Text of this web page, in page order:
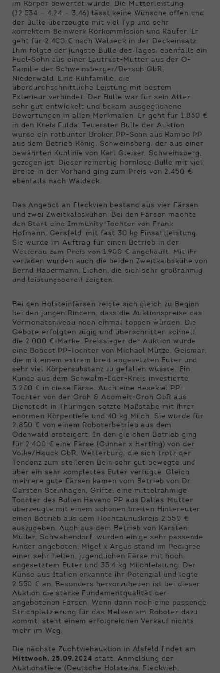
im Körper bewertet wurde. Die Mutterleistung
(12.534 – 4,24 – 3,46) lässt keine Wünsche offen und
der Bulle überzeugte mit viel Typ und sehr
korrektem Beinwerk Körkommission und Käufer. Er
geht für 2.400 € nach Waldeck in der Deckeinsatz.
Ihm folgte der jüngste Bulle des Tages: ebenfalls ein
Fuel-Sohn aus einer Lautrust-Mutter aus der O-
Familie der Schweinsberger/Dersch GbR,
Niederwald. Eine Kuhfamilie, die
überdurchschnittliche Leistung mit bestem
Exterieur verbindet. Der Bulle war für sein Alter
sehr gut entwickelt und bekam ausgeglichene
Bewertungen in allen Merkmalen. Er geht für 1.850 €
in den Kreis Fulda. Teuerster Bulle der Auktion
wurde ein rotbunter Broker PP-Sohn aus Rambo PP
aus dem Betrieb König, Schweinsberg, der aus einer
bewährten Kuhlinie von Karl Gleiser, Schweinsberg,
gezogen ist. Dieser reinerbig hornlose Bulle mit viel
Breite in der Vorhand ging zum Preis von 2.450 €
ebenfalls nach Waldeck.
Das Angebot an Fleckvieh bestand aus vier Färsen
und zwei Zweitkalbskühen. Bei den Färsen machte
den Start eine Immunity-Tochter von Frank
Hofmann, Gersfeld, mit fast 30 kg Einsatzleistung.
Sie wurde im Auftrag für einen Betrieb in der
Wetterau zum Preis von 1.900 € angekauft. Mit ihr
verladen wurden auch die beiden Zweitkalbskühe von
Bernd Habermann, Eichen, die sich sehr großrahmig
und leistungsbereit zeigten.
Bei den Holsteinfärsen zeigte sich gleich zu Beginn
bei den jungen Rindern, dass die Auktionspreise das
Vormonatsniveau noch einmal toppen würden. Die
Gebote erfolgten zügig und überschritten schnell
die 2.000 €-Marke. Preissieger der Auktion wurde
eine Bobest PP-Tochter von Michael Mütze, Geismar,
die mit einem extrem breit angesetzten Euter und
sehr viel Körpersubstanz zu gefallen wusste. Ein
Kunde aus dem Schwalm-Eder-Kreis investierte
3.200 € in diese Färse. Auch eine Hesekiel PP-
Tochter von der Groh & Adomeit-Groh GbR aus
Dienstedt in Thüringen setzte Maßstäbe mit ihrer
enormen Körpertiefe und 40 kg Milch. Sie wurde für
2.850 € von einem Roboterbetrieb aus dem
Odenwald ersteigert. In den gleichen Betrieb ging
für 2.400 € eine Färse (Gunnar x Harting) von der
Volke/Hauck GbR, Wetterburg, die sich trotz der
Tendenz zum steileren Bein sehr gut bewegte und
über ein sehr komplettes Euter verfügte. Gleich
mehrere gute Färsen kamen vom Betrieb von Dr.
Carsten Steinhagen, Grifte: eine mittelrahmige
Tochter des Bullen Havano PP aus Dallas-Mutter
überzeugte mit einem schönen breiten Hintereuter
einen Betrieb aus dem Hochtaunuskreis 2.550 €
auszugeben. Auch aus dem Betrieb von Karsten
Müller, Schwabendorf, wurden einige sehr passende
Rinder angeboten: Migel x Argus stand im Pedigree
einer sehr hellen, jugendlichen Färse mit hoch
angesetztem Euter und 35,4 kg Milchleistung. Der
Kunde aus Italien erkannte ihr Potenzial und legte
2.550 € an. Besonders hervorzuheben ist bei dieser
Auktion die starke Fundamentqualität der
angebotenen Färsen. Wenn dann noch eine passende
Strichplatzierung für das Melken am Roboter dazu
kommt, steht einem erfolgreichen Verkauf nichts
mehr im Weg.
Die nächste Zuchtviehauktion in Alsfeld findet am
Mittwoch, 25.09.2024 statt. Anmeldung der
Auktionstiere (Deutsche Holsteins, Fleckvieh,